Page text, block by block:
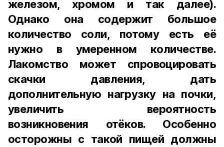
железом, хромом и так далее).
Однако она содержит большое
количество соли, потому есть её
нужно в умеренном количестве.
Лакомство может спровоцировать
скачки давления, дать
дополнительную нагрузку на почки,
увеличить вероятность
возникновения отёков. Особенно
осторожны с такой пищей должны